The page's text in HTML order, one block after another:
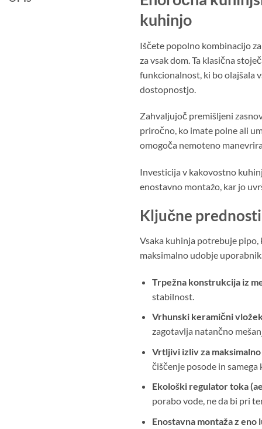
kuhinjo
Iščete popolno kombinacijo
za vsak dom. Ta klasična
funkcionalnost, ki bo olajšala
dostopnostjo.
Zahvaljujoč premišljeni
priročno, ko imate polne ali
omogoča nemoteno
Investicija v kakovostno
enostavno montažo, kar jo
Ključne
Vsaka kuhinja potrebuje
maksimalno udobje
Trpežna konstrukcija iz
stabilnost.
Vrhunski keramični
zagotavlja natančno
Vrtljivi izliv za
čiščenje posode in samega
Ekološki regulator toka
porabo vode, ne da bi pri
Enostavna montaža z eno